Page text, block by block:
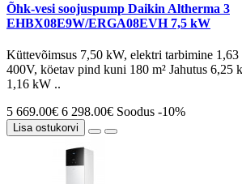
Õhk-vesi soojuspump Daikin Altherma 3
EHBX08E9W/ERGA08EVH 7,5 kW
Küttevõimsus 7,50 kW, elektri tarbimine
400V, köetav pind kuni 180 m² Jahutus 6,25
1,16 kW ..
5 669.00€ 6 298.00€ Soodus -10%
Lisa ostukorvi